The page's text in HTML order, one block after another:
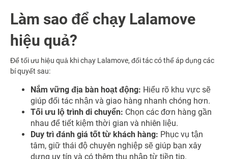
Làm sao để chạy Lalamove
hiệu quả?
Để tối ưu hiệu quả khi chạy Lalamove, đối tác có thể áp dụng các
bí quyết sau:
Nắm vững địa bàn hoạt động: Hiểu rõ khu vực sẽ
giúp đối tác nhận và giao hàng nhanh chóng hơn.
Tối ưu lộ trình di chuyển: Chọn các đơn hàng gần
nhau để tiết kiệm thời gian và nhiên liệu.
Duy trì đánh giá tốt từ khách hàng: Phục vụ tận
tâm, giữ thái độ chuyên nghiệp sẽ giúp bạn xây
dựng uy tín và có thêm thu nhập từ tiền tip.